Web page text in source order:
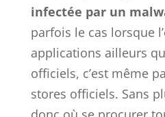
infectée par un
parfois le cas lorsque
applications ailleurs
officiels, c’est même
stores officiels. Sans